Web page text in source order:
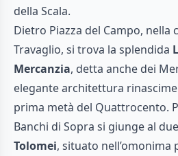
della Scala.
Dietro Piazza del Campo, nella
Travaglio, si trova la splendida
Mercanzia, detta anche dei
elegante architettura
prima metà del Quattrocento.
Banchi di Sopra si giunge al
Tolomei, situato nell’omonima